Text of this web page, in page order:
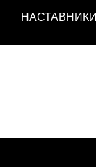
НАСТАВНИКИ